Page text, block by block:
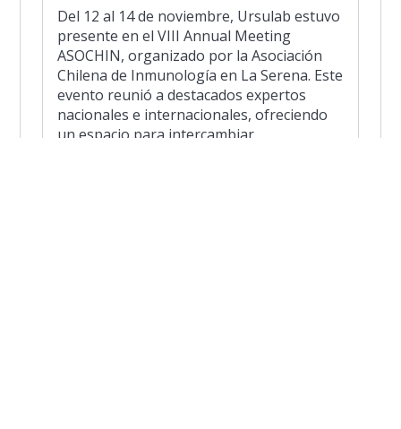
Del 12 al 14 de noviembre, Ursulab estuvo
presente en el VIII Annual Meeting
ASOCHIN, organizado por la Asociación
Chilena de Inmunología en La Serena. Este
evento reunió a destacados expertos
nacionales e internacionales, ofreciendo
un espacio para intercambiar